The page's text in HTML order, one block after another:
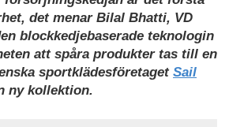
det menar Bilal Bhatti, VD
blockkedjebaserade teknologin
att spåra produkter tas till en
sportklädesföretaget Sail
ny kollektion.